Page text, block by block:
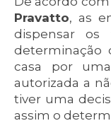
Pravatto, as
dispensar os
determinação
casa por
autorizada a
tiver uma
assim o